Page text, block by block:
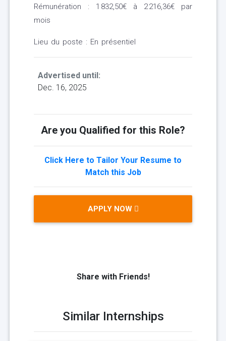
Rémunération : 1 832,50€ à 2 216,36€ par
mois
Lieu du poste : En présentiel
Advertised until:
Dec. 16, 2025
Are you Qualified for this Role?
Click Here to Tailor Your Resume to
Match this Job
APPLY NOW
Share with Friends!
Similar Internships